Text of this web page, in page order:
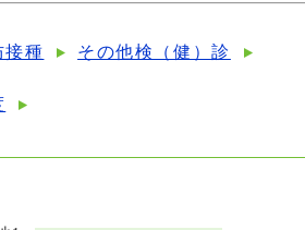
接種
その他検（健）診